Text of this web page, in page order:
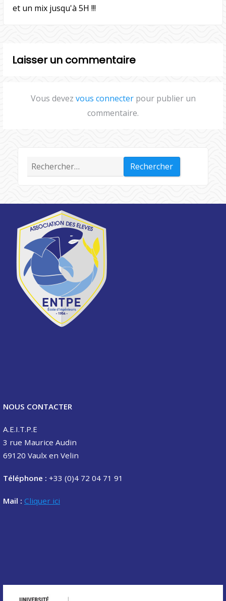
et un mix jusqu'à 5H !!!
Laisser un commentaire
Vous devez vous connecterpour publier un
commentaire.
Rechercher :
NOUS CONTACTER
A.E.I.T.P.E
3 rue Maurice Audin
69120 Vaulx en Velin
Téléphone : +33 (0)4 72 04 71 91
Mail : Cliquer ici